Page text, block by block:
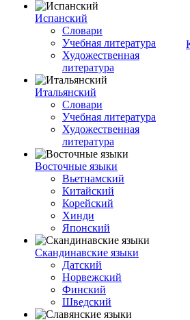
Испанский
Словари
Учебная литература
Художественная
литература
Итальянский
Словари
Учебная литература
Художественная
литература
Восточные языки
Вьетнамский
Китайский
Корейский
Хинди
Японский
Скандинавские языки
Датский
Норвежский
Финский
Шведский